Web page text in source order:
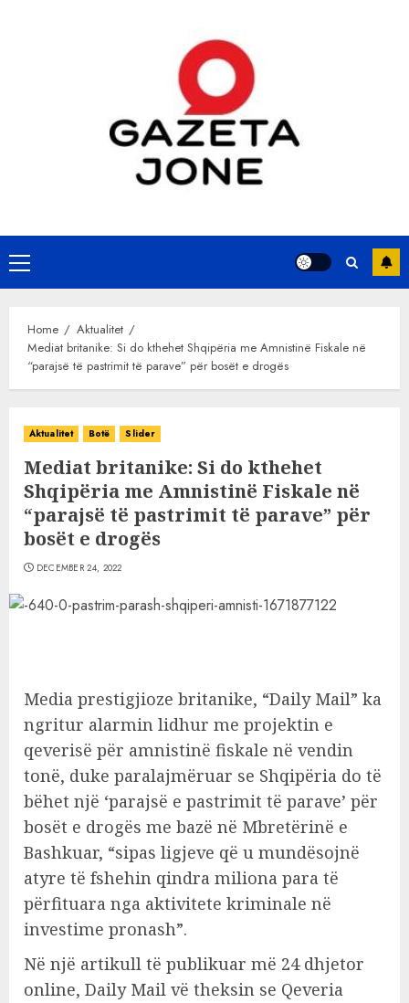
Primary
Menu
Home
Aktualitet
Mediat britanike: Si do kthehet Shqipëria me Amnistinë Fiskale në
“parajsë të pastrimit të parave” për bosët e drogës
Aktualitet Botë Slider
Mediat britanike: Si do kthehet
Shqipëria me Amnistinë Fiskale në
“parajsë të pastrimit të parave” për
bosët e drogës
DECEMBER 24, 2022
Media prestigjioze britanike, “Daily Mail” ka
ngritur alarmin lidhur me projektin e
qeverisë për amnistinë fiskale në vendin
tonë, duke paralajmëruar se Shqipëria do të
bëhet një ‘parajsë e pastrimit të parave’ për
bosët e drogës me bazë në Mbretërinë e
Bashkuar, “sipas ligjeve që u mundësojnë
atyre të fshehin qindra miliona para të
përfituara nga aktivitete kriminale në
investime pronash”.
Në një artikull të publikuar më 24 dhjetor
online, Daily Mail vë theksin se Qeveria